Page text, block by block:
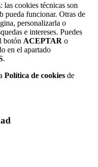
las cookies técnicas son
pueda funcionar. Otras de
personalizarla o
e intereses. Puedes
botón ACEPTAR o
en el apartado
.
Política de cookies de